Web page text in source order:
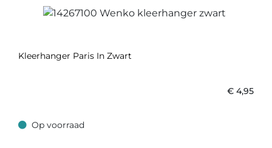
Kleerhanger Paris In Zwart
€ 4,95
Op voorraad
Op voorraad